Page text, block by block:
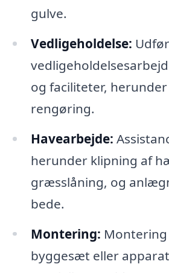
gulve.
Vedligeholdelse:
og faciliteter,
rengøring.
Havearbejde:
herunder klipning af
græsslåning, og
bede.
Montering: Montering
byggesæt eller